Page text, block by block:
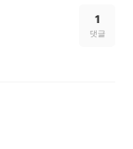
1
댓글